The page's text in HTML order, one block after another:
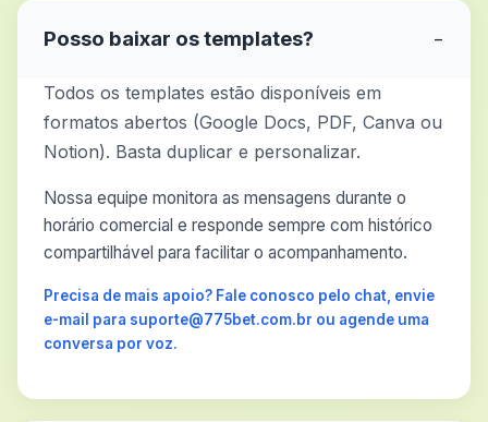
Posso baixar os templates? −
Todos os templates estão disponíveis em
formatos abertos (Google Docs, PDF, Canva ou
Notion). Basta duplicar e personalizar.
Nossa equipe monitora as mensagens durante o
horário comercial e responde sempre com histórico
compartilhável para facilitar o acompanhamento.
Precisa de mais apoio? Fale conosco pelo chat, envie
e-mail para suporte@775bet.com.br ou agende uma
conversa por voz.